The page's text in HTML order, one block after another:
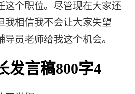
这个职位。尽管现在大家还
我相信我不会让大家失望
员老师给我这个机会。
发言稿800字4